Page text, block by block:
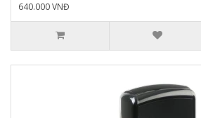
640.000 VNĐ